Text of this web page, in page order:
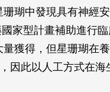
瑚中發現具有神經
家型計畫補助進行
獲得，但星珊瑚在
因此以人工方式在海